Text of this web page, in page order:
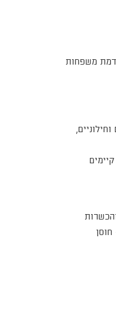
משפחות